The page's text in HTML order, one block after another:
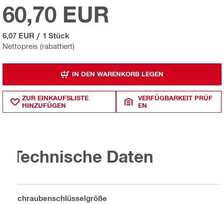
Nettopreis (rabattiert)
60,70 EUR
6,07 EUR / 1 Stück
IN DEN WARENKORB LEGEN
ZUR EINKAUFSLISTE
HINZUFÜGEN
VERFÜGBARKEIT PRÜF
EN
Technische Daten
Schraubenschlüsselgröße